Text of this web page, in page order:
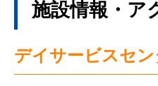
施設情報・ア
デイサービスセ